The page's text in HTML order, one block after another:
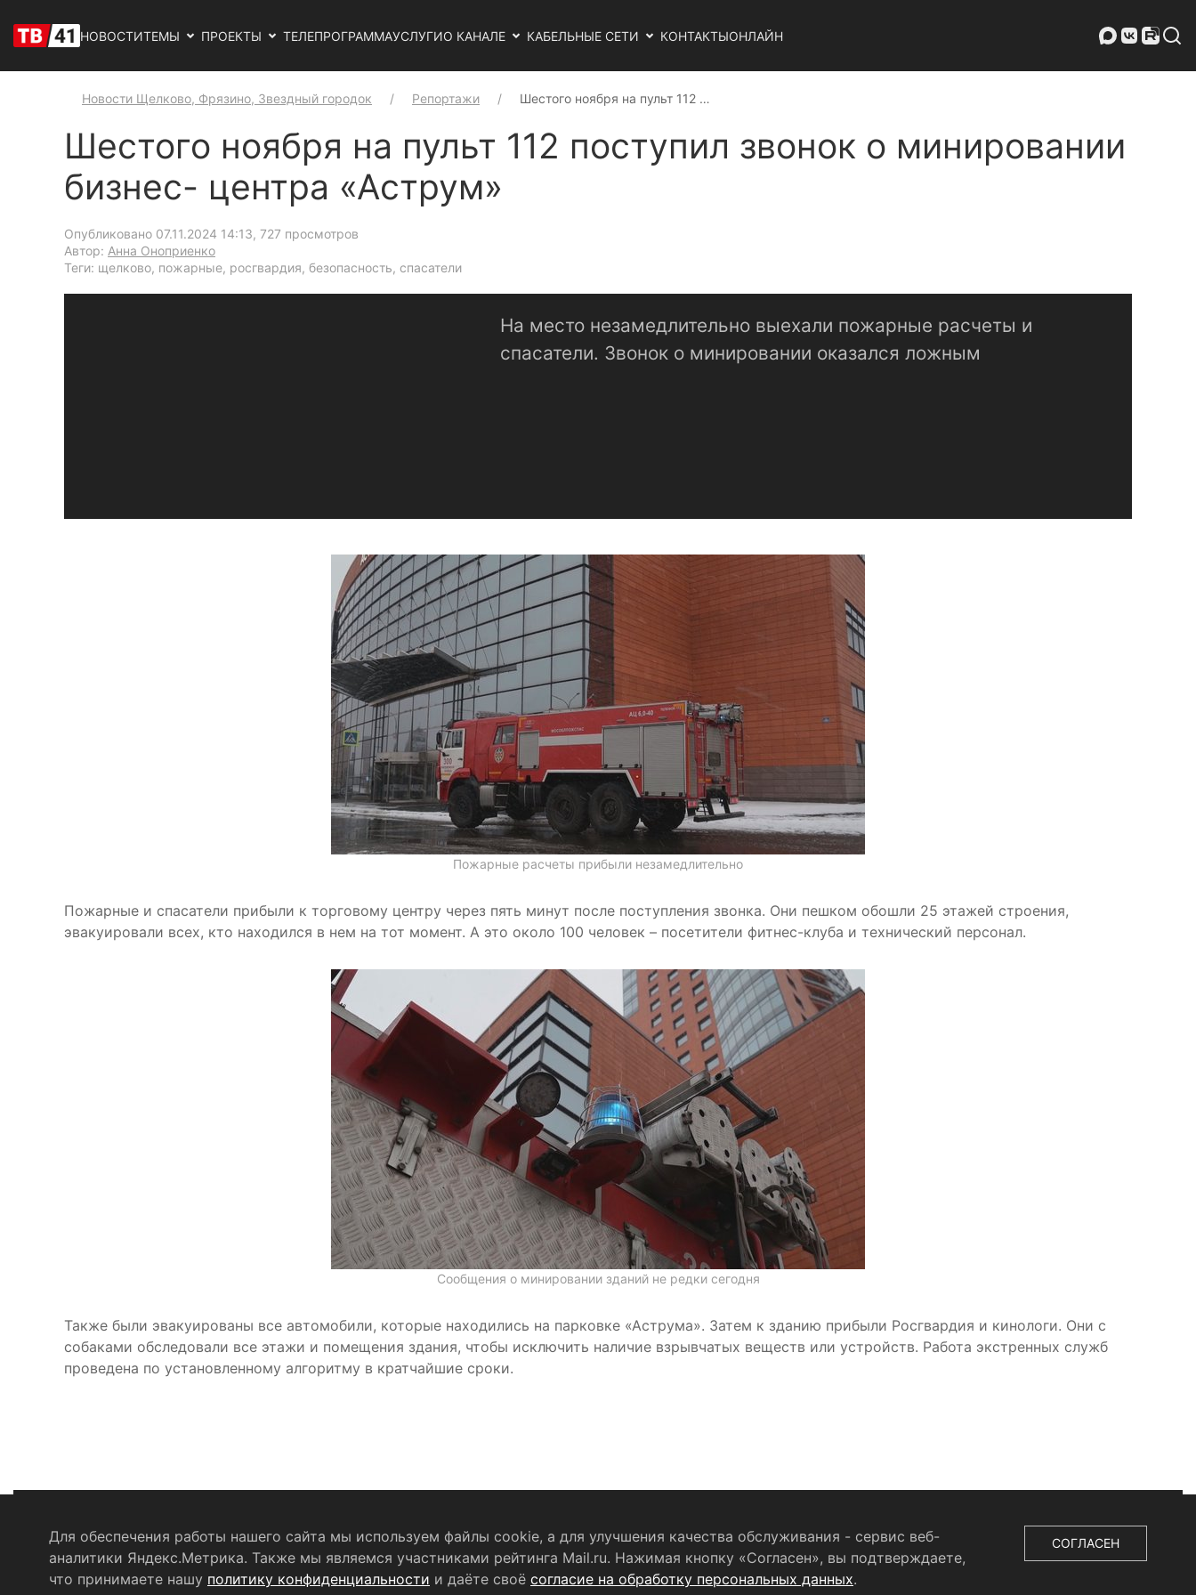
НОВОСТИТЕМЫ ПРОЕКТЫ ТЕЛЕПРОГРАММАУСЛУГИО КАНАЛЕ КАБЕЛЬНЫЕ СЕТИ КОНТАКТЫОНЛАЙН
Новости Щелково, Фрязино, Звездный городок Репортажи Шестого ноября на пульт 112 …
Шестого ноября на пульт 112 поступил звонок о минировании
бизнес- центра «Аструм»
Опубликовано 07.11.2024 14:13, 727 просмотров
Автор: Анна Оноприенко
Теги: щелково, пожарные, росгвардия, безопасность, спасатели
На место незамедлительно выехали пожарные расчеты и
спасатели. Звонок о минировании оказался ложным
Пожарные расчеты прибыли незамедлительно
Пожарные и спасатели прибыли к торговому центру через пять минут после поступления звонка. Они пешком обошли 25 этажей строения,
эвакуировали всех, кто находился в нем на тот момент. А это около 100 человек – посетители фитнес-клуба и технический персонал.
Сообщения о минировании зданий не редки сегодня
Также были эвакуированы все автомобили, которые находились на парковке «Аструма». Затем к зданию прибыли Росгвардия и кинологи. Они с
собаками обследовали все этажи и помещения здания, чтобы исключить наличие взрывчатых веществ или устройств. Работа экстренных служб
проведена по установленному алгоритму в кратчайшие сроки.
Политика конфиденциальности Согласие на обработку персональных данных RSS-лента
Для обеспечения работы нашего сайта мы используем файлы cookie, а для улучшения качества обслуживания - сервис веб-
аналитики Яндекс.Метрика. Также мы являемся участниками рейтинга Mail.ru. Нажимая кнопку «Согласен», вы подтверждаете,
что принимаете нашу политику конфиденциальности и даёте своё согласие на обработку персональных данных.
СОГЛАСЕН